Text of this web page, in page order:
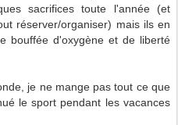
sacrifices toute l'année (et
réserver/organiser) mais ils en
bouffée d'oxygène et de liberté
je ne mange pas tout ce que
le sport pendant les vacances